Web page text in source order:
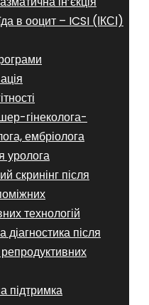
в ооцит – ICSI (ІКСІ)
гінеколога-
ембріолога
уролога
скринінг після
технологій
після
підтримка